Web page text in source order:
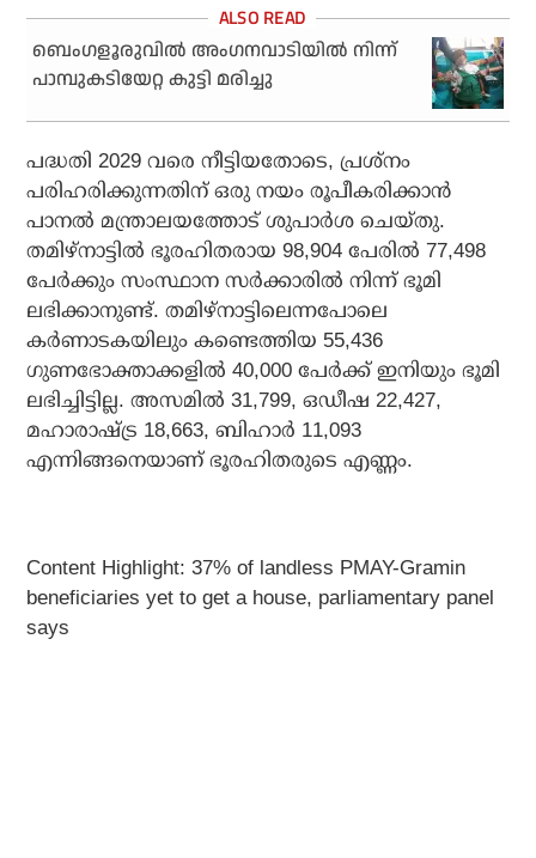
ബെംഗളൂരുവില്‍ അംഗനവാടിയില്‍ നിന്ന്
പാമ്പുകടിയേറ്റ കുട്ടി മരിച്ചു
പദ്ധതി 2029 വരെ നീട്ടിയതോടെ, പ്രശ്‌നം
പരിഹരിക്കുന്നതിന് ഒരു നയം രൂപീകരിക്കാൻ
പാനൽ മന്ത്രാലയത്തോട് ശുപാർശ ചെയ്തു.
തമിഴ്‌നാട്ടിൽ ഭൂരഹിതരായ 98,904 പേരിൽ 77,498
പേർക്കും സംസ്ഥാന സർക്കാരിൽ നിന്ന് ഭൂമി
ലഭിക്കാനുണ്ട്. തമിഴ്‌നാട്ടിലെന്നപോലെ
കർണാടകയിലും കണ്ടെത്തിയ 55,436
ഗുണഭോക്താക്കളിൽ 40,000 പേർക്ക് ഇനിയും ഭൂമി
ലഭിച്ചിട്ടില്ല. അസമിൽ 31,799, ഒഡീഷ 22,427,
മഹാരാഷ്ട്ര 18,663, ബിഹാർ 11,093
എന്നിങ്ങനെയാണ് ഭൂരഹിതരുടെ എണ്ണം.
Content Highlight: 37% of landless PMAY-Gramin
beneficiaries yet to get a house, parliamentary panel
says